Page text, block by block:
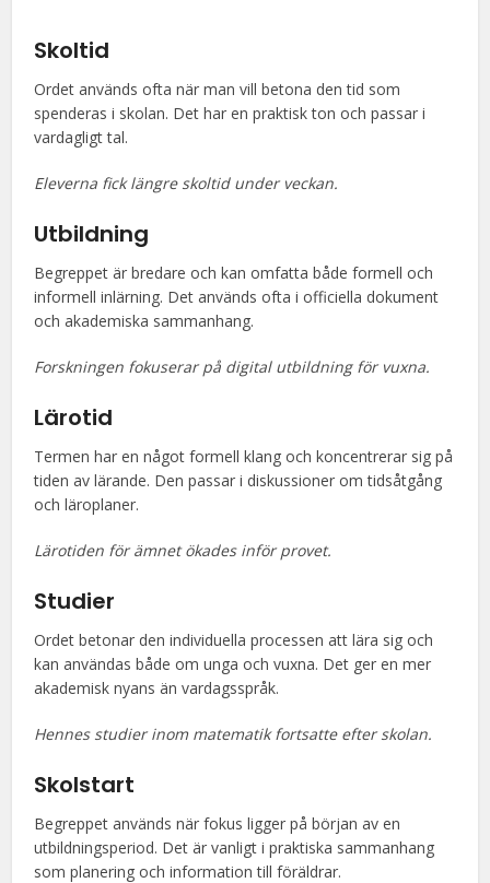
Skoltid
Ordet används ofta när man vill betona den tid som
spenderas i skolan. Det har en praktisk ton och passar i
vardagligt tal.
Eleverna fick längre skoltid under veckan.
Utbildning
Begreppet är bredare och kan omfatta både formell och
informell inlärning. Det används ofta i officiella dokument
och akademiska sammanhang.
Forskningen fokuserar på digital utbildning för vuxna.
Lärotid
Termen har en något formell klang och koncentrerar sig på
tiden av lärande. Den passar i diskussioner om tidsåtgång
och läroplaner.
Lärotiden för ämnet ökades inför provet.
Studier
Ordet betonar den individuella processen att lära sig och
kan användas både om unga och vuxna. Det ger en mer
akademisk nyans än vardagsspråk.
Hennes studier inom matematik fortsatte efter skolan.
Skolstart
Begreppet används när fokus ligger på början av en
utbildningsperiod. Det är vanligt i praktiska sammanhang
som planering och information till föräldrar.